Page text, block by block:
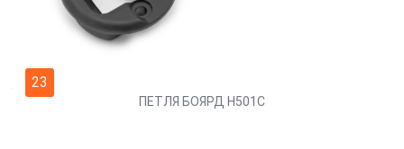
23
ПЕТЛЯ БОЯРД H501C